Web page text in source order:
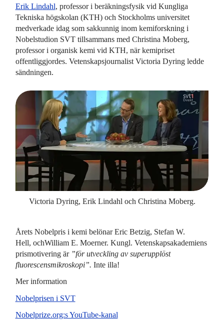
Erik Lindahl, professor i beräkningsfysik vid Kungliga
Tekniska högskolan (KTH) och Stockholms universitet
medverkade idag som sakkunnig inom kemiforskning i
Nobelstudion SVT tillsammans med Christina Moberg,
professor i organisk kemi vid KTH, när kemipriset
offentliggjordes. Vetenskapsjournalist Victoria Dyring ledde
sändningen.
Victoria Dyring, Erik Lindahl och Christina Moberg.
Årets Nobelpris i kemi belönar Eric Betzig, Stefan W.
Hell, ochWilliam E. Moerner. Kungl. Vetenskapsakademiens
prismotivering är ”för utveckling av superupplöst
fluorescensmikroskopi”. Inte illa!
Mer information
Nobelprisen i SVT
Nobelprize.org:s YouTube-kanal